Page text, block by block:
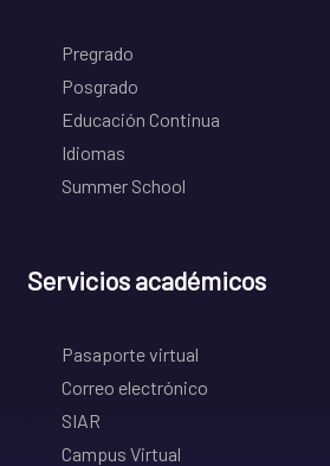
Pregrado
Posgrado
Educación Continua
Idiomas
Summer School
Servicios académicos
Pasaporte virtual
Correo electrónico
SIAR
Campus Virtual